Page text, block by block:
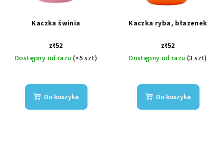
Kaczka świnia
zł52
Dostępny od razu (>5 szt)
Do koszyka
Kaczka ryba, błazenek
zł52
Dostępny od razu (3 szt)
Do koszyka